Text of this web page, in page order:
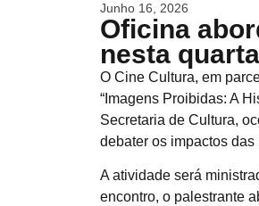
Junho 16, 2026
Oficina
nesta quarta
O Cine Cultura, em
“Imagens Proibidas: A
Secretaria de Cultura,
debater os impactos
A atividade será
encontro, o palestrante